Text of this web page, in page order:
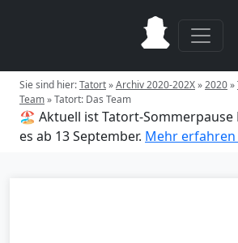
Sie sind hier:Tatort»Archiv 2020-202X»2020»
Team»Tatort: Das Team
🏖️ Aktuell ist Tatort-Sommerpause
es ab 13 September. Mehr